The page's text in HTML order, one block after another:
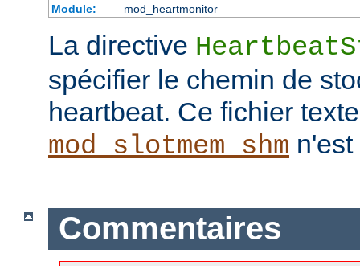
Module:
mod_heartmonitor
La directive
spécifier le chemin de
heartbeat. Ce fichier
mod_slotmem_shm
Commentaires